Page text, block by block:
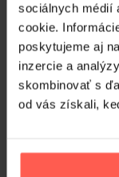
sociálnych médií
cookie.
poskytujeme aj
inzercie a
skombinovať s
od vás získali,
• NOVÉ
Zoznámte sa s
Tyrell,
Tormundom
Meerou
Tullyovcami,
•